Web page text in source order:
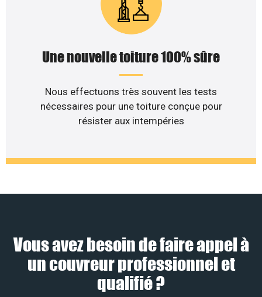
Une nouvelle toiture 100% sûre
Nous effectuons très souvent les tests
nécessaires pour une toiture conçue pour
résister aux intempéries
Vous avez besoin de faire appel à
un couvreur professionnel et
qualifié ?